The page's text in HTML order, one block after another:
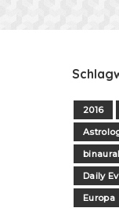
2016
Daily
Europa